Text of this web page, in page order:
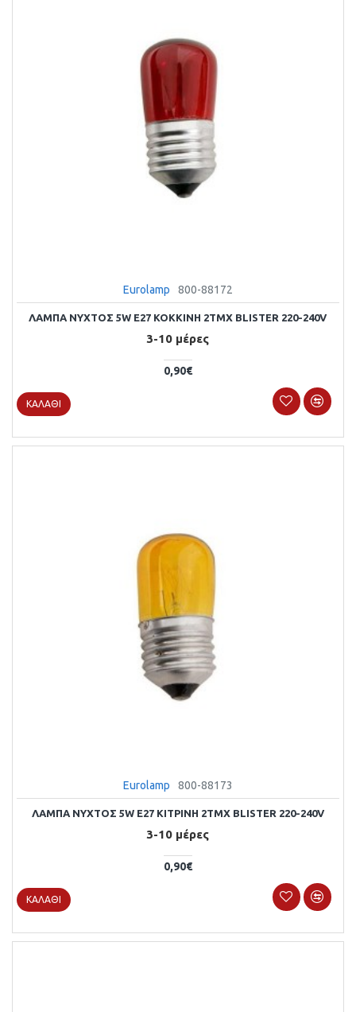
Eurolamp 800-88172
ΛΑΜΠΑ ΝΥΧΤΟΣ 5W E27 ΚΟΚΚΙΝΗ 2ΤΜΧ BLISTER 220-240V
3-10 μέρες
0,90€
ΚΑΛΆΘΙ
Eurolamp 800-88173
ΛΑΜΠΑ ΝΥΧΤΟΣ 5W E27 ΚΙΤΡΙΝΗ 2ΤΜΧ BLISTER 220-240V
3-10 μέρες
0,90€
ΚΑΛΆΘΙ